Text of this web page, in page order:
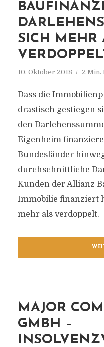
SICH MEHR
10. Oktober 2018 2 Min.
Dass die
drastisch gestiegen
den
Eigenheim
Bundesländer
durchschnittliche
Kunden der Allianz
Immobilie finanziert
mehr als verdoppelt.
MAJOR
GMBH –